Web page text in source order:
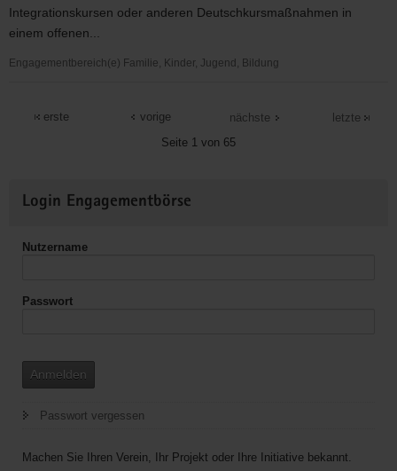
Integrationskursen oder anderen Deutschkursmaßnahmen in
einem offenen...
Engagementbereich(e) Familie, Kinder, Jugend, Bildung
Migranten
erste
vorige
Seite 1 von 65
nächste letzte
Informationen
Login Engagementbörse
Nutzername
Passwort
Anmelden
Passwort vergessen
Machen Sie Ihren Verein, Ihr Projekt oder Ihre Initiative bekannt.